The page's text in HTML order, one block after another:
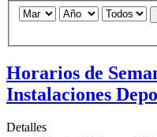
Horarios de
Instalaciones
Detalles